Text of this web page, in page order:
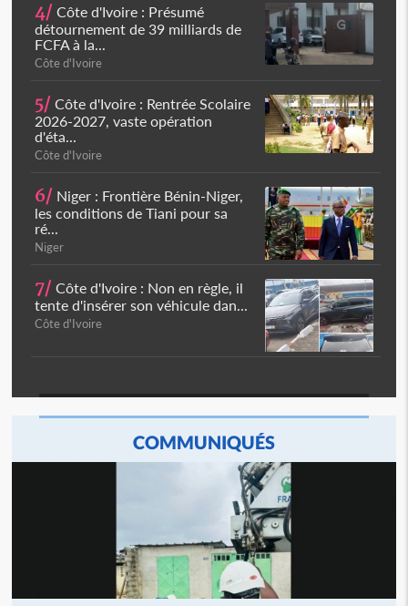
4/ Côte d'Ivoire : Présumé
détournement de 39 milliards de
FCFA à la...
Côte d'Ivoire
5/ Côte d'Ivoire : Rentrée Scolaire
2026-2027, vaste opération
d'éta...
Côte d'Ivoire
6/ Niger : Frontière Bénin-Niger,
les conditions de Tiani pour sa
ré...
Niger
7/ Côte d'Ivoire : Non en règle, il
tente d'insérer son véhicule dan...
Côte d'Ivoire
COMMUNIQUÉS